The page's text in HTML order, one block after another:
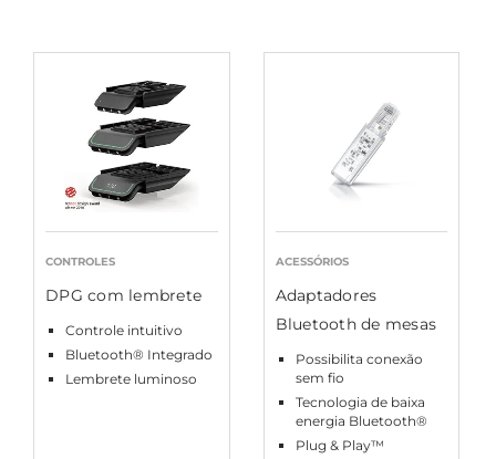
CONTROLES
DPG com lembrete
Controle intuitivo
Bluetooth® Integrado
Lembrete luminoso
ACESSÓRIOS
Adaptadores
Bluetooth de mesas
Possibilita conexão
sem fio
Tecnologia de baixa
energia Bluetooth®
Plug & Play™